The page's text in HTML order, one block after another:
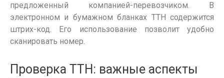
предложенный компанией-перевозчиком. В
электронном и бумажном бланках ТТН содержится
штрих-код. Его использование позволит удобно
сканировать номер.
Проверка ТТН : важные аспекты